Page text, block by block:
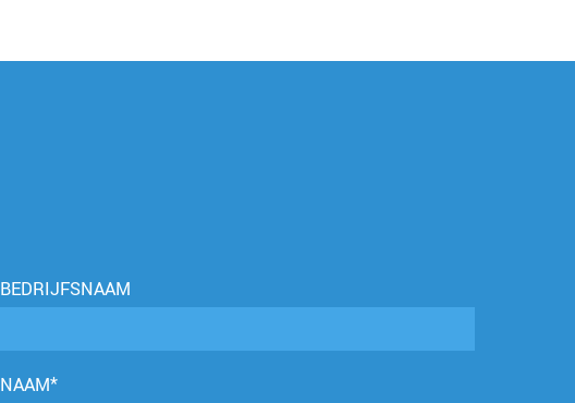
BEDRIJFSNAAM
NAAM*